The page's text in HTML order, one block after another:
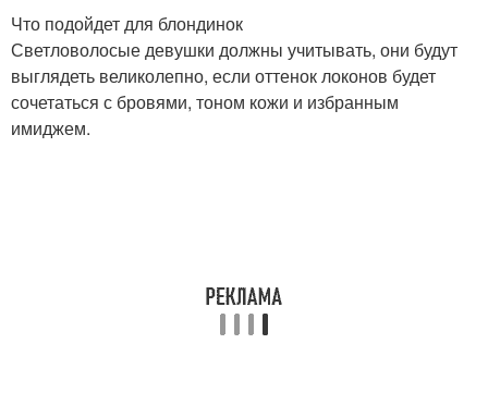
Что подойдет для блондинок
Светловолосые девушки должны учитывать, они будут
выглядеть великолепно, если оттенок локонов будет
сочетаться с бровями, тоном кожи и избранным
имиджем.